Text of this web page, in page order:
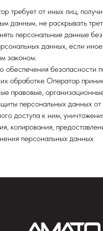
требует от иных лиц,
данным, не раскрывать
персональные данные
данных, если
законом.
обеспечения безопасности
обработке Оператор
правовые,
персональных данных
доступа к ним,
копирования,
персональных данных